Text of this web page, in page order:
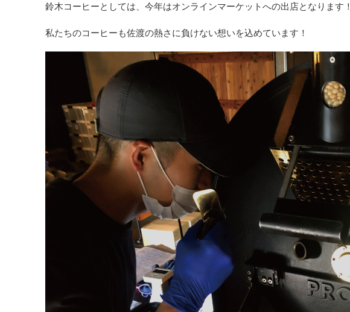
鈴木コーヒーとしては、今年はオンラインマーケットへの出店となります！
私たちのコーヒーも佐渡の熱さに負けない想いを込めています！